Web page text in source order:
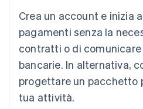
Crea un account e inizia
pagamenti senza la
contratti o di
bancarie. In alternativa,
progettare un pacchetto
tua attività.
Lussemburgo
Deutsch English
Malaysia
English 简体中文
Malta
Messico
EspañolEnglish